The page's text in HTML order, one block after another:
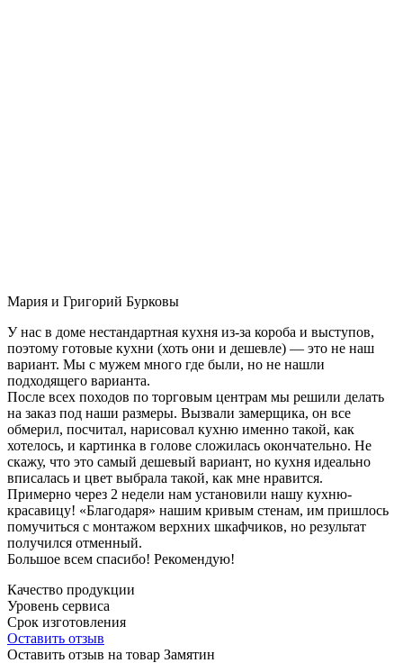
Мария и Григорий Бурковы
У нас в доме нестандартная кухня из-за короба и выступов,
поэтому готовые кухни (хоть они и дешевле) — это не наш
вариант. Мы с мужем много где были, но не нашли
подходящего варианта.
После всех походов по торговым центрам мы решили делать
на заказ под наши размеры. Вызвали замерщика, он все
обмерил, посчитал, нарисовал кухню именно такой, как
хотелось, и картинка в голове сложилась окончательно. Не
скажу, что это самый дешевый вариант, но кухня идеально
вписалась и цвет выбрала такой, как мне нравится.
Примерно через 2 недели нам установили нашу кухню-
красавицу! «Благодаря» нашим кривым стенам, им пришлось
помучиться с монтажом верхних шкафчиков, но результат
получился отменный.
Большое всем спасибо! Рекомендую!
Качество продукции
Уровень сервиса
Срок изготовления
Оставить отзыв
Оставить отзыв на товар Замятин